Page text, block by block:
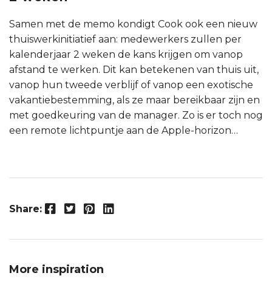
Samen met de memo kondigt Cook ook een nieuw
thuiswerkinitiatief aan: medewerkers zullen per
kalenderjaar 2 weken de kans krijgen om vanop
afstand te werken. Dit kan betekenen van thuis uit,
vanop hun tweede verblijf of vanop een exotische
vakantiebestemming, als ze maar bereikbaar zijn en
met goedkeuring van de manager. Zo is er toch nog
een remote lichtpuntje aan de Apple-horizon…
Share: Facebook Twitter Pinterest LinkedIn
More inspiration